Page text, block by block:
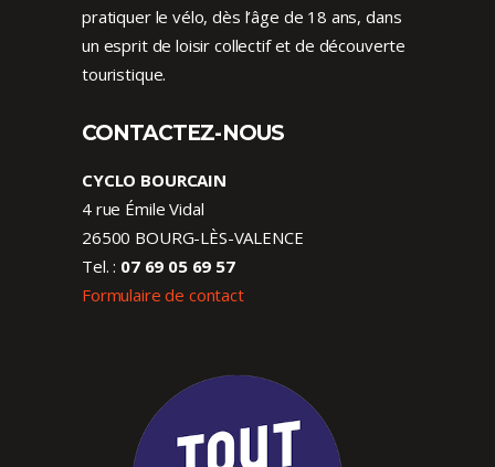
pratiquer le vélo, dès l’âge de 18 ans, dans
un esprit de loisir collectif et de découverte
touristique.
CONTACTEZ-NOUS
CYCLO BOURCAIN
4 rue Émile Vidal
26500 BOURG-LÈS-VALENCE
Tel. : 07 69 05 69 57
Formulaire de contact